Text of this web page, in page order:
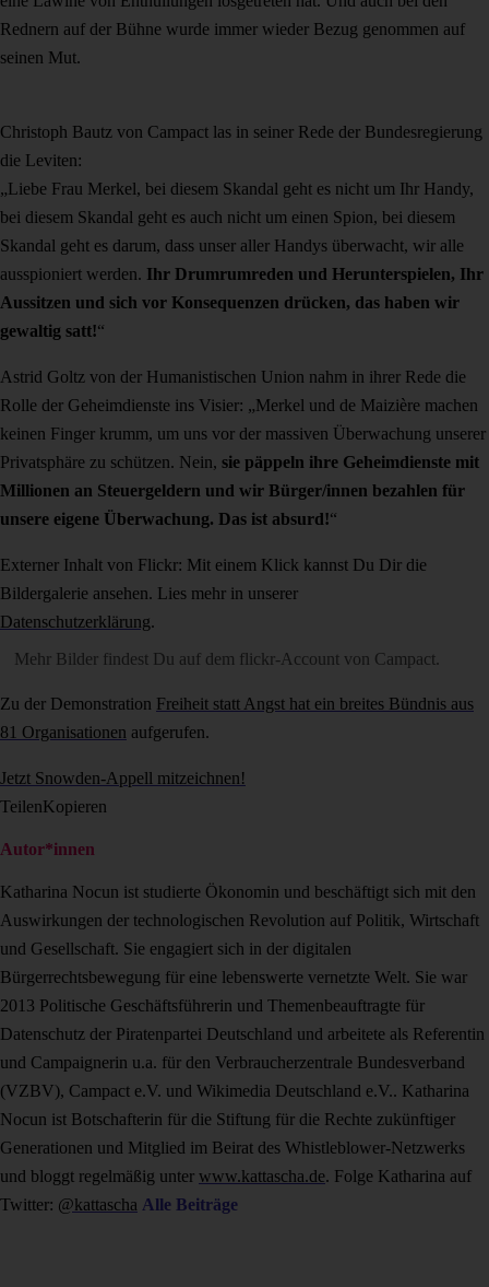
Rednern auf der Bühne wurde immer wieder Bezug genommen auf
seinen Mut.
Christoph Bautz von Campact las in seiner Rede der Bundesregierung
die Leviten:
„Liebe Frau Merkel, bei diesem Skandal geht es nicht um Ihr Handy,
bei diesem Skandal geht es auch nicht um einen Spion, bei diesem
Skandal geht es darum, dass unser aller Handys überwacht, wir alle
ausspioniert werden. Ihr Drumrumreden und Herunterspielen, Ihr
Aussitzen und sich vor Konsequenzen drücken, das haben wir
gewaltig satt!“
Astrid Goltz von der Humanistischen Union nahm in ihrer Rede die
Rolle der Geheimdienste ins Visier: „Merkel und de Maizière machen
keinen Finger krumm, um uns vor der massiven Überwachung unserer
Privatsphäre zu schützen. Nein, sie päppeln ihre Geheimdienste mit
Millionen an Steuergeldern und wir Bürger/innen bezahlen für
unsere eigene Überwachung. Das ist absurd!“
Externer Inhalt von Flickr: Mit einem Klick kannst Du Dir die
Bildergalerie ansehen. Lies mehr in unserer
Datenschutzerklärung.
Mehr Bilder findest Du auf dem flickr-Account von Campact.
Zu der Demonstration Freiheit statt Angst hat ein breites Bündnis aus
81 Organisationen aufgerufen.
Jetzt Snowden-Appell mitzeichnen!
TeilenKopieren
Autor*innen
Katharina Nocun ist studierte Ökonomin und beschäftigt sich mit den
Auswirkungen der technologischen Revolution auf Politik, Wirtschaft
und Gesellschaft. Sie engagiert sich in der digitalen
Bürgerrechtsbewegung für eine lebenswerte vernetzte Welt. Sie war
2013 Politische Geschäftsführerin und Themenbeauftragte für
Datenschutz der Piratenpartei Deutschland und arbeitete als Referentin
und Campaignerin u.a. für den Verbraucherzentrale Bundesverband
(VZBV), Campact e.V. und Wikimedia Deutschland e.V.. Katharina
Nocun ist Botschafterin für die Stiftung für die Rechte zukünftiger
Generationen und Mitglied im Beirat des Whistleblower-Netzwerks
und bloggt regelmäßig unter www.kattascha.de. Folge Katharina auf
Twitter: @kattascha Alle Beiträge